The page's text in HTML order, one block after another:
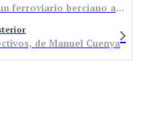
La ARMH exhuma los restos de un ferroviario berciano asesinado en As Covas – Quiroga
de Manuel Cuenya